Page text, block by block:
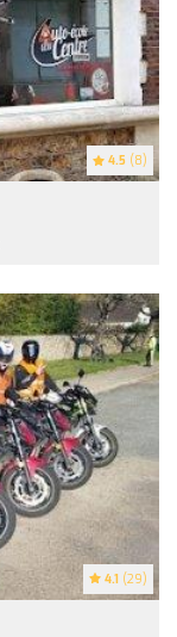
4.5 (8)
4.1 (29)